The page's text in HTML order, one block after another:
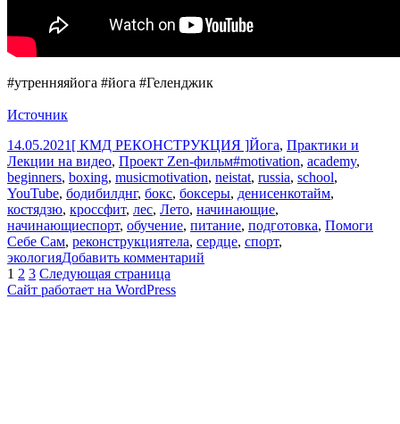
#утренняяйога #йога #Геленджик
Источник
Опубликовано
14.05.2021 Автор
[ КМД РЕКОНСТРУКЦИЯ ]Рубрики
Йога, Практики и
Лекции на видео, Проект Zen-фильмМетки
#motivation, academy,
beginners, boxing, musicmotivation, neistat, russia, school,
YouTube, бодибилднг, бокс, боксеры, денисенкотайм,
костядзю, кроссфит, лес, Лето, начинающие,
начинающиеспорт, обучение, питание, подготовка, Помоги
Себе Сам, реконструкциятела, сердце, спорт,
экологияДобавить комментарий
Пагинация
записей
Страница
1 Страница
2 Страница
3 Следующая страница
Сайт работает на WordPress